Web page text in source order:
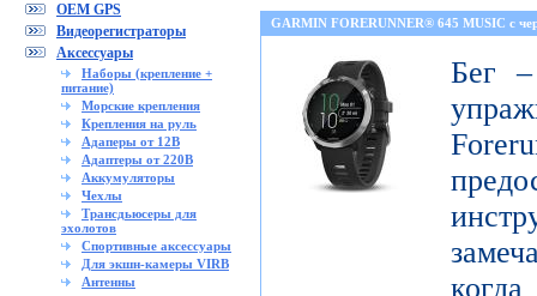
OEM GPS
Видеорегистраторы
Аксессуары
Наборы (крепление +
питание)
Морские крепления
Крепления на руль
Адаперы от 12В
Адаптеры от 220В
Аккумуляторы
Чехлы
Трансдьюсеры для
эхолотов
Спортивные аксессуары
Для экшн-камеры VIRB
Антенны
GARMIN FORERUNNER® 645 MUSIC с
Бег